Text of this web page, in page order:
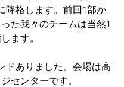
降格します。前回1部か
た我々のチームは当然1
ます。
ドありました。会場は高
センターです。